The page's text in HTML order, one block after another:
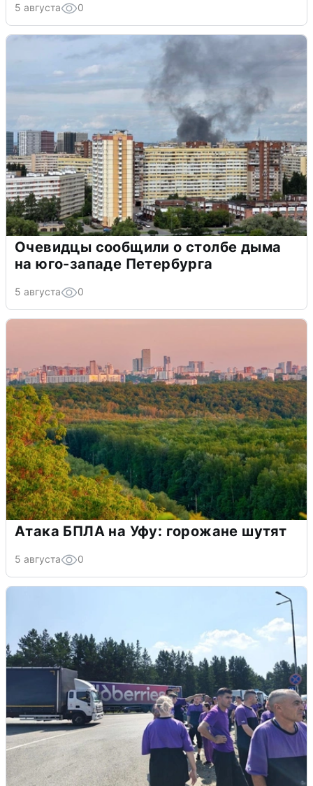
5 августа 0
Очевидцы сообщили о столбе дыма
на юго-западе Петербурга
5 августа 0
Атака БПЛА на Уфу: горожане шутят
5 августа 0